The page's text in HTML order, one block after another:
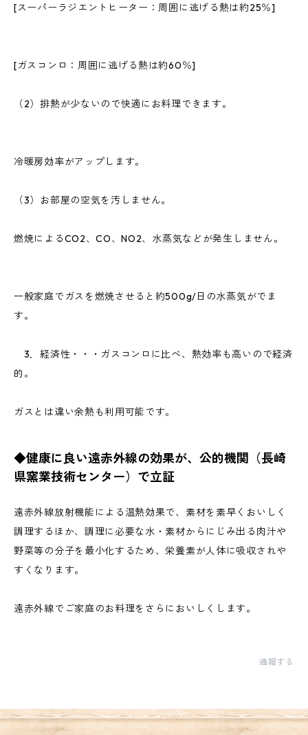
[スーパーラジエントヒーター：周囲に逃げる熱は約25％]
[ガスコンロ：周囲に逃げる熱は約60％]
（2）排熱が少ないので快適にお料理できます。
冷暖房効率がアップします。
（3）お部屋の空気を汚しません。
燃焼によるCO2、CO、NO2、水蒸気などが発生しません。
一般家庭でガスを燃焼させると約500g/日の水蒸気がでま
す。
3．経済性・・・ガスコンロに比べ、熱効率も高いので経済
的。
ガスとは違い余熱も利用可能です。
◆健康に良い遠赤外線の効果が、公的機関（長崎
県窯業技術センター）で立証
遠赤外線放射機能による温熱効果で、素材を素早くおいしく
調理するほか、調理に必要な水・素材からにじみ出る肉汁や
野菜等の分子を最小化するため、栄養素が人体に吸収されや
すくなります。
遠赤外線でご家庭のお料理をさらにおいしくします。
通報する